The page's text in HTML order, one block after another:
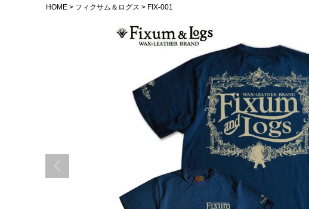
HOME フィクサム＆ログス FIX-001